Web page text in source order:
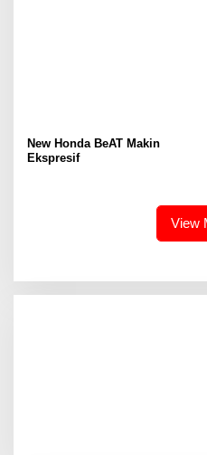
New Honda BeAT Makin
Ekspresif
View